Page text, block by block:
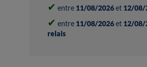
✔ entre 11/08/2026et 12/08/
✔ entre 11/08/2026et 12/08/
relais